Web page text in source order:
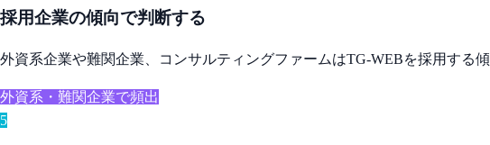
採用企業の傾向で判断する
外資系企業や難関企業、コンサルティングファームはTG-WEBを採用する
外資系・難関企業で頻出
5